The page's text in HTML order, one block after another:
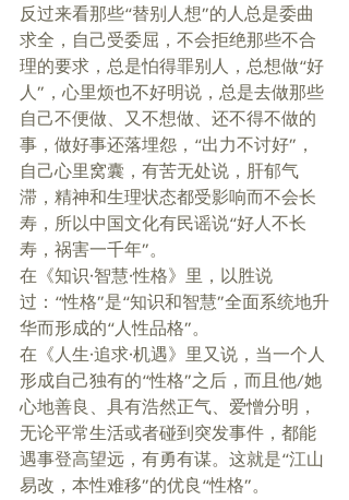
反过来看那些“替别人想”的人总是委曲
求全，自己受委屈，不会拒绝那些不合
理的要求，总是怕得罪别人，总想做“好
人”，心里烦也不好明说，总是去做那些
自己不便做、又不想做、还不得不做的
事，做好事还落埋怨，“出力不讨好”，
自己心里窝囊，有苦无处说，肝郁气
滞，精神和生理状态都受影响而不会长
寿，所以中国文化有民谣说“好人不长
寿，祸害一千年”。
在《知识·智慧·性格》里，以胜说
过：“性格”是“知识和智慧”全面系统地升
华而形成的“人性品格”。
在《人生·追求·机遇》里又说，当一个人
形成自己独有的“性格”之后，而且他/她
心地善良、具有浩然正气、爱憎分明，
无论平常生活或者碰到突发事件，都能
遇事登高望远，有勇有谋。这就是“江山
易改，本性难移”的优良“性格”。